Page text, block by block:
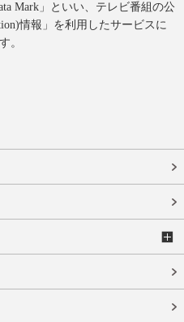
Mark」といい、テレビ番組の公
情報」を利用したサービスに
。